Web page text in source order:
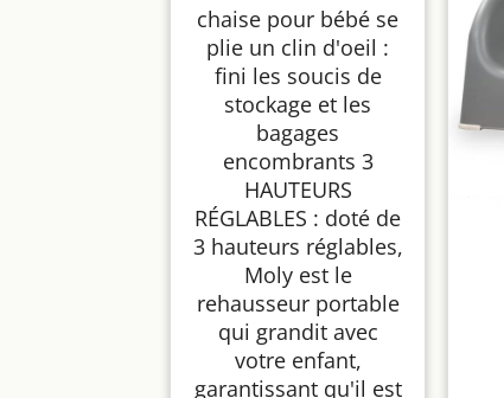
chaise pour bébé se
plie un clin d'oeil :
fini les soucis de
stockage et les
bagages
encombrants 3
HAUTEURS
RÉGLABLES : doté de
3 hauteurs réglables,
Moly est le
rehausseur portable
qui grandit avec
votre enfant,
garantissant qu'il est